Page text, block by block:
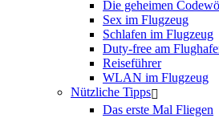
Die geheimen
Sex im Flugzeug
Schlafen im Flugzeug
Duty-free am
Reiseführer
WLAN im Flugzeug
Nützliche Tipps
Das erste Mal Fliegen